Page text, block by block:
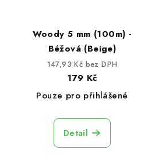
Woody 5 mm (100m) -
Béžová (Beige)
147,93 Kč bez DPH
179 Kč
Pouze pro přihlášené
Detail